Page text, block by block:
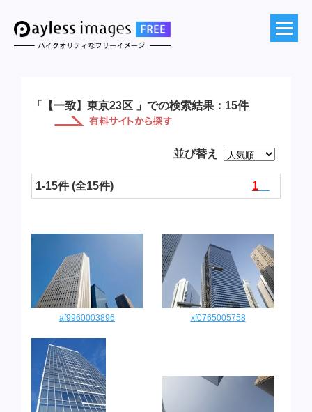
「【一致】東京23区 」での検索結果：15件
並び替え
1-15件 (全15件) 1
af9960003896 xf0765005758